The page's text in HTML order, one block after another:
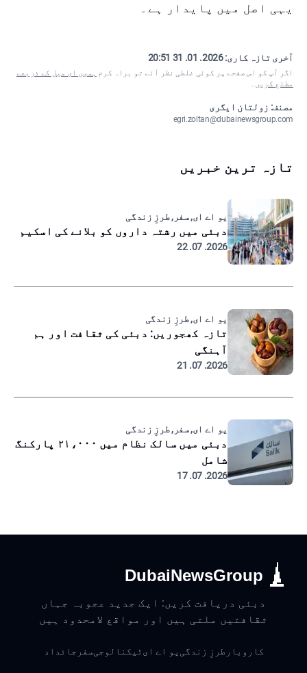
یہی اصل میں پایدار ہے۔
آخری تازہ کاری:2026. 01. 31 20:51
اگر آپ کو اس صفحے پر کوئی غلطی نظر آئے تو براہ کرم ہمیں ای میل کے ذریعے
مطلع کریں ۔
مصنف: زولتان ایگری
egri.zoltan@dubainewsgroup.com
تازہ ترین خبریں
یو اے ای, سفر, طرزِ زندگی
دبئی میں رشتہ داروں کو بلانے کی اسکیم
2026. 07. 22
یو اے ای, طرزِ زندگی
تازہ کھجوریں: دبئی کی ثقافت اور ہم
آہنگی
2026. 07. 21
یو اے ای, سفر, طرزِ زندگی
دبئی میں سالک نظام میں ۲۱،۰۰۰ پارکنگ
شامل
2026. 07. 17
DubaiNewsGroup
دبئی دریافت کریں: ایک جدید عجوبہ جہاں
ثقافتیں ملتی ہیں اور مواقع لامحدود ہیں
کاروبار طرزِ زندگی یو اے ایٹیکنالوجیسفر جائداد